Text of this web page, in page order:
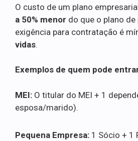
O custo de um plano
a 50% menor do que o plano
exigência para contratação é
vidas.
Exemplos de quem pode
MEI: O titular do MEI + 1
esposa/marido).
Pequena Empresa: 1 Sócio + 1